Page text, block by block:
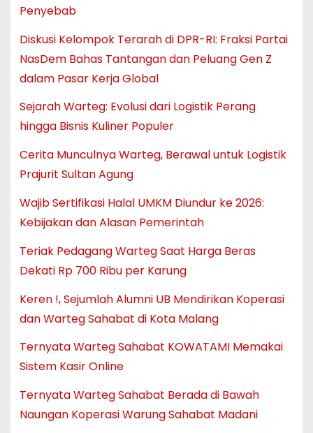
Penyebab
Diskusi Kelompok Terarah di DPR-RI: Fraksi Partai
NasDem Bahas Tantangan dan Peluang Gen Z
dalam Pasar Kerja Global
Sejarah Warteg: Evolusi dari Logistik Perang
hingga Bisnis Kuliner Populer
Cerita Munculnya Warteg, Berawal untuk Logistik
Prajurit Sultan Agung
Wajib Sertifikasi Halal UMKM Diundur ke 2026:
Kebijakan dan Alasan Pemerintah
Teriak Pedagang Warteg Saat Harga Beras
Dekati Rp 700 Ribu per Karung
Keren !, Sejumlah Alumni UB Mendirikan Koperasi
dan Warteg Sahabat di Kota Malang
Ternyata Warteg Sahabat KOWATAMI Memakai
Sistem Kasir Online
Ternyata Warteg Sahabat Berada di Bawah
Naungan Koperasi Warung Sahabat Madani